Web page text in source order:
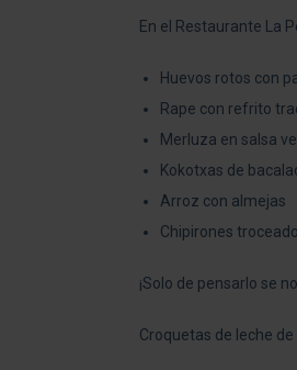
En el Restaurante La
Huevos rotos con
Rape con refrito
Merluza en salsa
Kokotxas de
Arroz con almejas
Chipirones
¡Solo de pensarlo se
Croquetas de leche